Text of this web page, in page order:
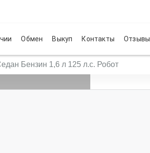
Обмен Выкуп Контакты Отзывы
Бензин 1,6 л 125 л.с. Робот